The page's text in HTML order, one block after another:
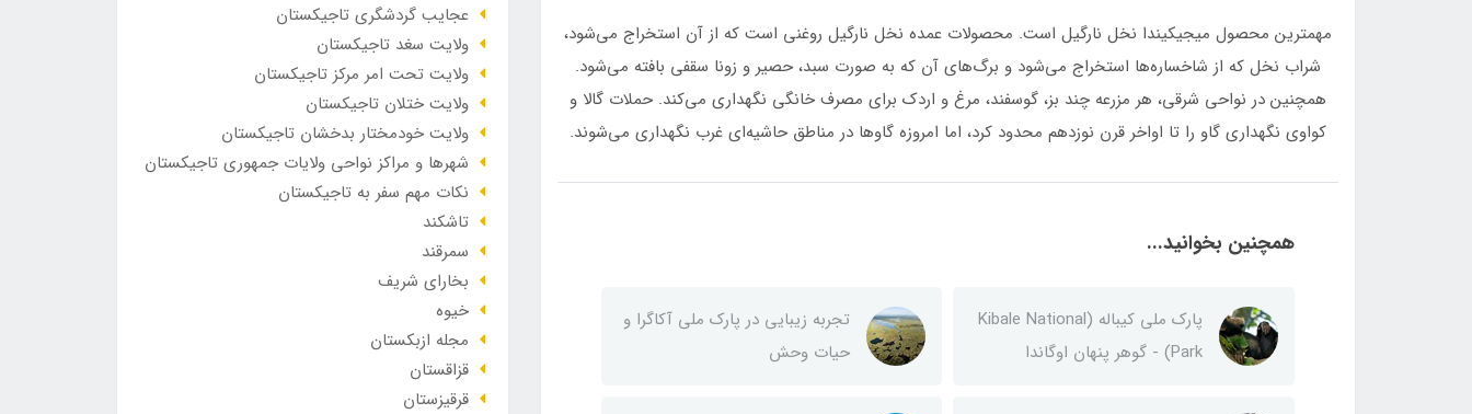
مهمترین محصول میجیکیندا نخل نارگیل است. محصولات عمده نخل نارگیل روغنی است که از آن استخراج می‌شود،
شراب نخل که از شاخساره‌ها استخراج می‌شود و برگ‌های آن که به صورت سبد، حصیر و زونا سقفی بافته می‌شود.
همچنین در نواحی شرقی، هر مزرعه چند بز، گوسفند، مرغ و اردک برای مصرف خانگی نگهداری می‌کند. حملات گالا و
کواوی نگهداری گاو را تا اواخر قرن نوزدهم محدود کرد، اما امروزه گاوها در مناطق حاشیه‌ای غرب نگهداری می‌شوند.
همچنین بخوانید...
پارک ملی کیباله (Kibale National
Park) - گوهر پنهان اوگاندا
تجربه زیبایی در پارک ملی آکاگرا و
حیات وحش
عجایب گردشگری تاجیکستان
ولایت سغد تاجیکستان
ولایت تحت امر مرکز تاجیکستان
ولایت ختلان تاجیکستان
ولایت خودمختار بدخشان تاجیکستان
شهرها و مراکز نواحی ولایات جمهوری تاجیکستان
نکات مهم سفر به تاجیکستان
تاشکند
سمرقند
بخارای شریف
خیوه
مجله ازبکستان
قزاقستان
قرقیزستان